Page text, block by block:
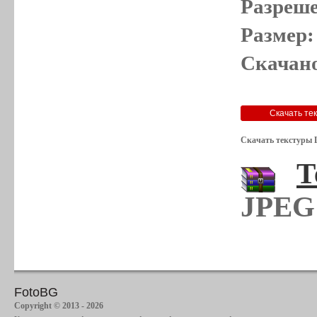
Скачать текстуры
FotoBG
Copyright © 2013 - 2026